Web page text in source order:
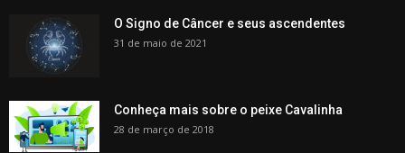
O Signo de Câncer e seus ascendentes
31 de maio de 2021
Conheça mais sobre o peixe Cavalinha
28 de março de 2018